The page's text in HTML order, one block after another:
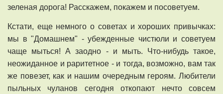
зеленая дорога! Расскажем, покажем и посоветуем.
Кстати, еще немного о советах и хороших привычках:
мы в "Домашнем" - убежденные чистюли и советуем
чаще мыться! А заодно - и мыть. Что-нибудь такое,
неожиданное и раритетное - и тогда, возможно, вам так
же повезет, как и нашим очередным героям. Любители
пыльных чуланов сегодня откопают нечто совсем